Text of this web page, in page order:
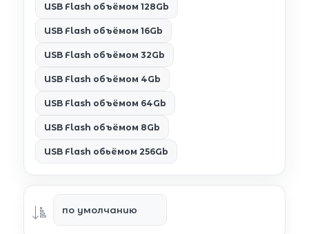
USB Flash объёмом 128Gb
USB Flash объёмом 16Gb
USB Flash объёмом 32Gb
USB Flash объёмом 4Gb
USB Flash объёмом 64Gb
USB Flash объёмом 8Gb
USB Flash обьёмом 256Gb